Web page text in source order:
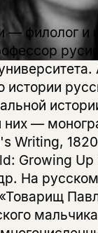
— филолог и
истории
них —
Writing,
Growing Up
На